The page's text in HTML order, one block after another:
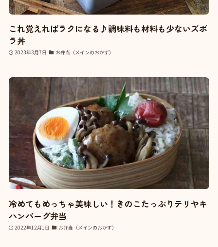
これ覚えればラクになる♪調味料も材料も少ないズボ
ラ丼
2023年3月7日 お弁当（メインのおかず）
冷めてもめっちゃ美味しい！きのこたっぷりテリヤキ
ハンバーグ弁当
2022年12月1日 お弁当（メインのおかず）